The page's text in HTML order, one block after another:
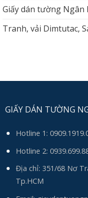
Giấy dán tường Ngân
Tranh, vải Dimtutac,
GIẤY DÁN TƯỜNG
Hotline 1:
Hotline 2:
Địa chỉ: 351/68 Nơ
Tp.HCM